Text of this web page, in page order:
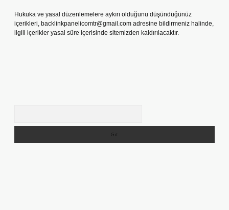
Hukuka ve yasal düzenlemelere aykırı olduğunu düşündüğünüz
içerikleri, backlinkpanelicomtr@gmail.com adresine bildirmeniz halinde,
ilgili içerikler yasal süre içerisinde sitemizden kaldırılacaktır.